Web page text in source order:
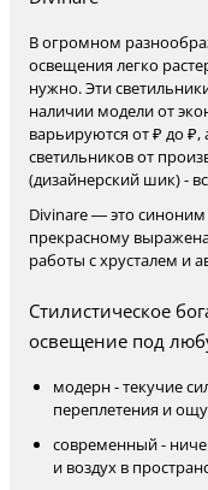
В огромном
освещения легко
нужно. Эти
наличии модели от
варьируются от ₽ до
светильников от
(дизайнерский шик) -
Divinare — это синоним
прекрасному
работы с хрусталем и
Стилистическое
освещение под
модерн - текучие
переплетения и
современный -
и воздух в